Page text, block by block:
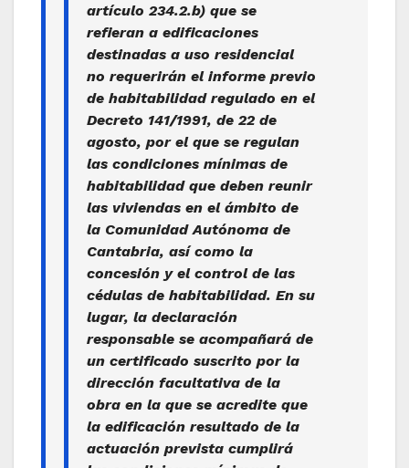
artículo 234.2.b) que se
refieran a edificaciones
destinadas a uso residencial
no requerirán el informe previo
de habitabilidad regulado en el
Decreto 141/1991, de 22 de
agosto, por el que se regulan
las condiciones mínimas de
habitabilidad que deben reunir
las viviendas en el ámbito de
la Comunidad Autónoma de
Cantabria, así como la
concesión y el control de las
cédulas de habitabilidad. En su
lugar, la declaración
responsable se acompañará de
un certificado suscrito por la
dirección facultativa de la
obra en la que se acredite que
la edificación resultado de la
actuación prevista cumplirá